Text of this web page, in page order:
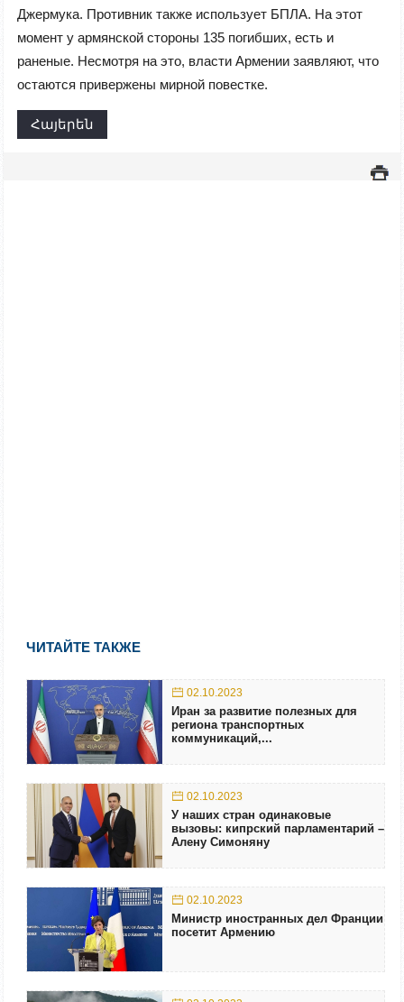
Джермука. Противник также использует БПЛА. На этот
момент у армянской стороны 135 погибших, есть и
раненые. Несмотря на это, власти Армении заявляют, что
остаются привержены мирной повестке.
Հայերեն
ЧИТАЙТЕ ТАКЖЕ
02.10.2023
Иран за развитие полезных для
региона транспортных
коммуникаций,...
02.10.2023
У наших стран одинаковые
вызовы: кипрский парламентарий –
Алену Симоняну
02.10.2023
Министр иностранных дел Франции
посетит Армению